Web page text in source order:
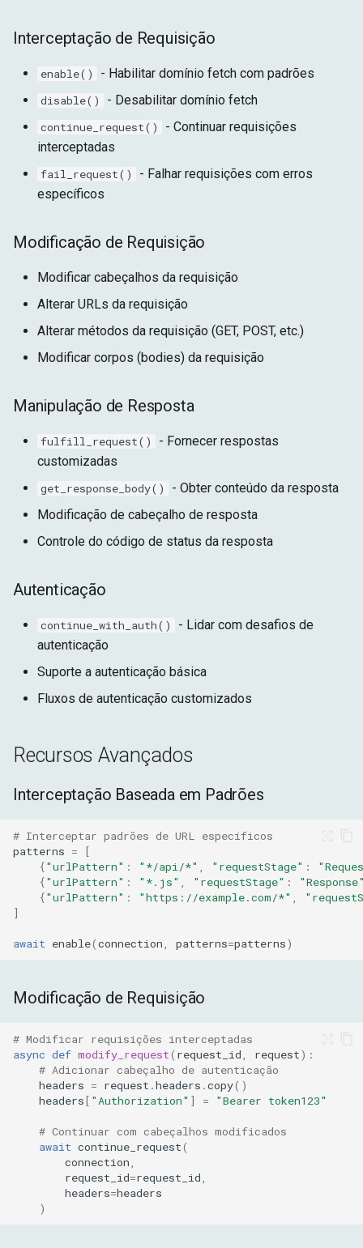
Interceptação de Requisição
enable() - Habilitar domínio fetch com padrões
disable() - Desabilitar domínio fetch
continue_request()
- Continuar requisições
interceptadas
fail_request()
- Falhar requisições com erros
específicos
Modificação de Requisição
Modificar cabeçalhos da requisição
Alterar URLs da requisição
Alterar métodos da requisição (GET, POST, etc.)
Modificar corpos (bodies) da requisição
Manipulação de Resposta
fulfill_request()
- Fornecer respostas
customizadas
get_response_body()
- Obter conteúdo da resposta
Modificação de cabeçalho de resposta
Controle do código de status da resposta
Autenticação
continue_with_auth()
- Lidar com desafios de
autenticação
Suporte a autenticação básica
Fluxos de autenticação customizados
Recursos Avançados
Interceptação Baseada em Padrões
# Interceptar padrões de URL específicos
patterns =
[
{"urlPattern" : "*/api/*" "requestStage" :
{"urlPattern" : "*.js" "requestStage" :
{"urlPattern" : "https://example.com/*"
]
await enable(connection patterns=patterns)
Modificação de Requisição
# Modificar requisições interceptadas
async def modify_request( request_id request):
# Adicionar cabeçalho de autenticação
headers = request .headers .copy()
headers[ "Authorization" ] = "Bearer token123"
# Continuar com cabeçalhos modificados
await continue_request(
connection
request_id=request_id
headers=headers
)